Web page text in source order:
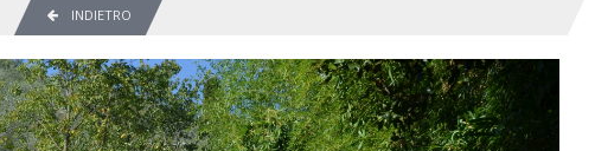
INDIETRO